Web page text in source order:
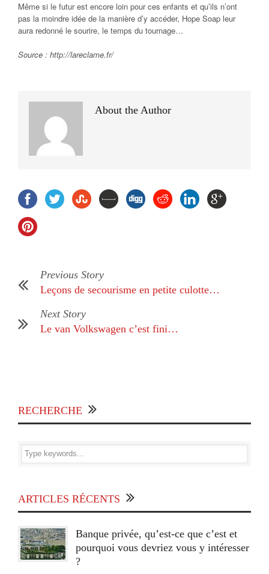
Même si le futur est encore loin pour ces enfants et qu’ils n’ont
pas la moindre idée de la manière d’y accéder, Hope Soap leur
aura redonné le sourire, le temps du tournage…
Source : http://lareclame.fr/
About the Author
Previous Story
Leçons de secourisme en petite culotte…
Next Story
Le van Volkswagen c’est fini…
RECHERCHE
ARTICLES RÉCENTS
Banque privée, qu’est-ce que c’est et
pourquoi vous devriez vous y intéresser
?